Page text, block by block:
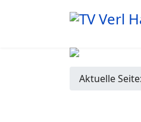
Aktuelle Seite: